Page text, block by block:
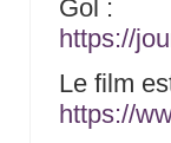
Gol :
https://
Le film
https://